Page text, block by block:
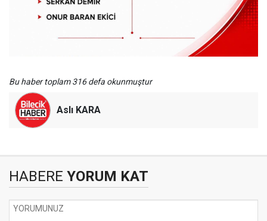
Bu haber toplam 316 defa okunmuştur
Aslı KARA
HABERE YORUM KAT